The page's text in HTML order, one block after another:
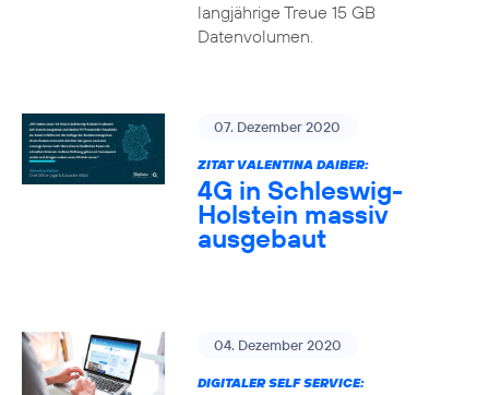
langjährige Treue 15 GB
Datenvolumen.
07. Dezember 2020
ZITAT VALENTINA DAIBER:
4G in Schleswig-
Holstein massiv
ausgebaut
04. Dezember 2020
DIGITALER SELF SERVICE: